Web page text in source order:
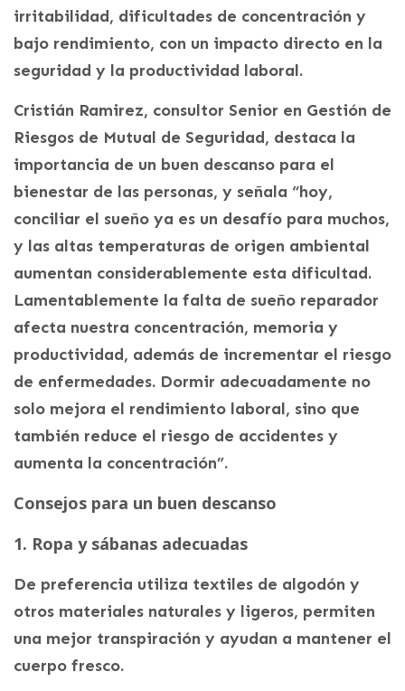
irritabilidad, dificultades de concentración y
bajo rendimiento, con un impacto directo en la
seguridad y la productividad laboral.
Cristián Ramirez, consultor Senior en Gestión de
Riesgos de Mutual de Seguridad, destaca la
importancia de un buen descanso para el
bienestar de las personas, y señala “hoy,
conciliar el sueño ya es un desafío para muchos,
y las altas temperaturas de origen ambiental
aumentan considerablemente esta dificultad.
Lamentablemente la falta de sueño reparador
afecta nuestra concentración, memoria y
productividad, además de incrementar el riesgo
de enfermedades. Dormir adecuadamente no
solo mejora el rendimiento laboral, sino que
también reduce el riesgo de accidentes y
aumenta la concentración”.
Consejos para un buen descanso
1. Ropa y sábanas adecuadas
De preferencia utiliza textiles de algodón y
otros materiales naturales y ligeros, permiten
una mejor transpiración y ayudan a mantener el
cuerpo fresco.